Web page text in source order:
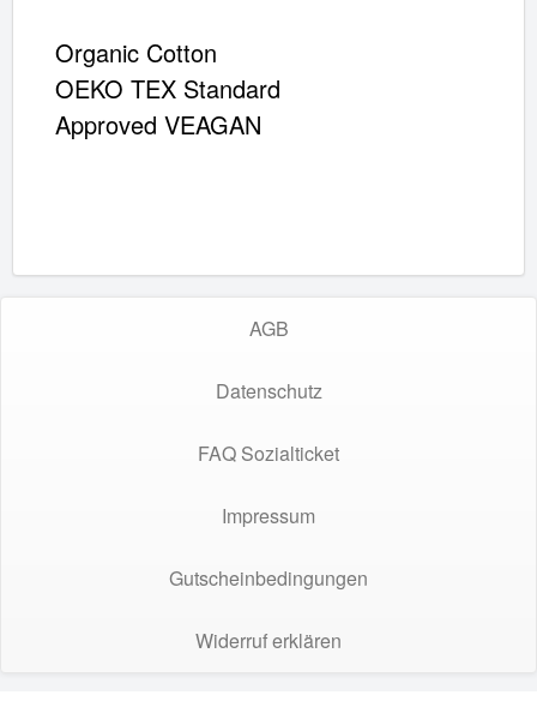
Organic Cotton
OEKO TEX Standard
Approved VEAGAN
AGB
Datenschutz
FAQ Sozialticket
Impressum
Gutscheinbedingungen
Widerruf erklären